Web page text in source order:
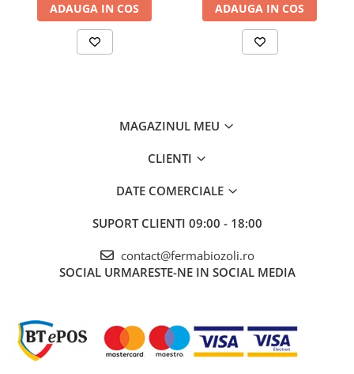
ADAUGA IN COS ADAUGA IN COS
MAGAZINUL MEU
CLIENTI
DATE COMERCIALE
SUPORT CLIENTI 09:00 - 18:00
contact@fermabiozoli.ro
SOCIAL URMARESTE-NE IN SOCIAL MEDIA